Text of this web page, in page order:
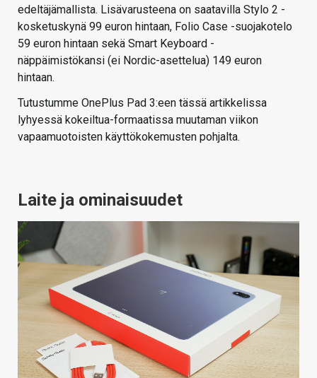
edeltäjämallista. Lisävarusteena on saatavilla Stylo 2 -
kosketuskynä 99 euron hintaan, Folio Case -suojakotelo
59 euron hintaan sekä Smart Keyboard -
näppäimistökansi (ei Nordic-asettelua) 149 euron
hintaan.
Tutustumme OnePlus Pad 3:een tässä artikkelissa
lyhyessä kokeiltua-formaatissa muutaman viikon
vapaamuotoisten käyttökokemusten pohjalta.
Laite ja ominaisuudet